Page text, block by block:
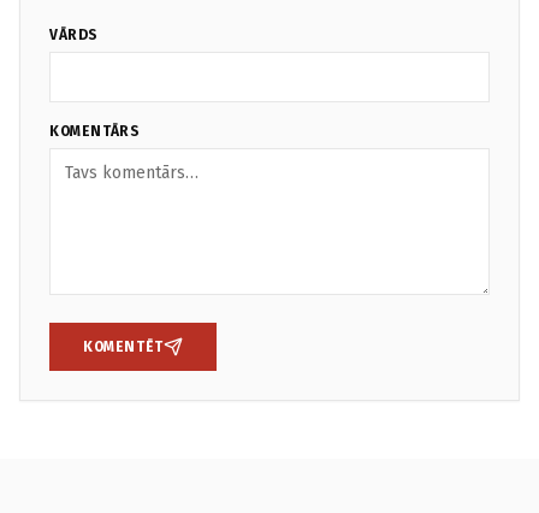
VĀRDS
KOMENTĀRS
KOMENTĒT